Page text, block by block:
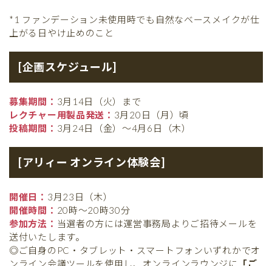
*1 ファンデーション未使用時でも自然なベースメイクが仕
上がる日やけ止めのこと
[企画スケジュール]
募集期間： 3月14日（火）まで
レクチャー用製品発送： 3月20日（月）頃
投稿期間： 3月24日（金）〜4月6日（木）
[アリィー オンライン体験会]
開催日： 3月23日（木）
開催時間： 20時〜20時30分
参加方法： 当選者の方には運営事務局よりご招待メールを
送付いたします。
◎ご自身のPC・タブレット・スマートフォンいずれかでオ
ンライン会議ツールを使用し、オンラインラウンジに
「ご